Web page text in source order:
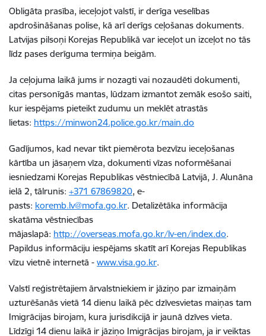
Obligāta prasība, ieceļojot valstī, ir derīga veselības
apdrošināšanas polise, kā arī derīgs ceļošanas dokuments.
Latvijas pilsoņi Korejas Republikā var ieceļot un izceļot no tās
līdz pases derīguma termiņa beigām.
Ja ceļojuma laikā jums ir nozagti vai nozaudēti dokumenti,
citas personīgās mantas, lūdzam izmantot zemāk esošo saiti,
kur iespējams pieteikt zudumu un meklēt atrastās
lietas: https://minwon24.police.go.kr/main.do
Gadījumos, kad nevar tikt piemērota bezvīzu ieceļošanas
kārtība un jāsaņem vīza, dokumenti vīzas noformēšanai
iesniedzami Korejas Republikas vēstniecībā Latvijā, J. Alunāna
ielā 2, tālrunis: +371 67869820, e-
pasts: koremb.lv@mofa.go.kr. Detalizētāka informācija
skatāma vēstniecības
mājaslapā: http://overseas.mofa.go.kr/lv-en/index.do.
Papildus informāciju iespējams skatīt arī Korejas Republikas
vīzu vietnē internetā - www.visa.go.kr.
Valstī reģistrētajiem ārvalstniekiem ir jāziņo par izmaiņām
uzturēšanās vietā 14 dienu laikā pēc dzīvesvietas maiņas tam
Imigrācijas birojam, kura jurisdikcijā ir jaunā dzīves vieta.
Līdzīgi 14 dienu laikā ir jāziņo Imigrācijas birojam, ja ir veiktas